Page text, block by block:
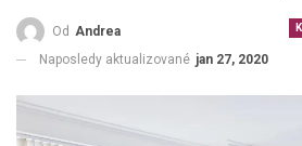
Od Andrea
Naposledy aktualizované jan 27, 2020